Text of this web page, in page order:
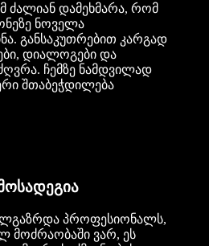
ძალიან დამეხმარა, რომ
ნოველა
განსაკუთრებით კარგად
დიალოგები და
ჩემზე ნამდვილად
შთაბეჭდილება
პროფესიონალს,
მოძრაობაში ვარ, ეს